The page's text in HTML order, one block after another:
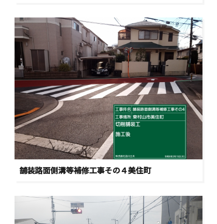
舗装路面側溝等補修工事その４美住町